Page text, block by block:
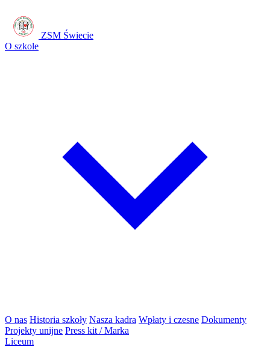
ZSM Świecie
O szkole
O nas Historia szkoły Nasza kadra Wpłaty i czesne Dokumenty
Projekty unijne Press kit / Marka
Liceum